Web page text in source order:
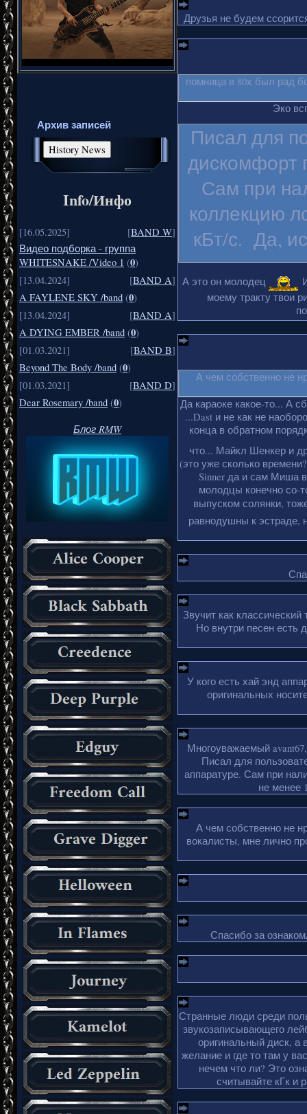
Архив записей
Info/Инфо
[16.05.2025] [BAND W]
Видео подборка - группа
WHITESNAKE /Video 1 (0)
[13.04.2024]
[BAND A]
A FAYLENE SKY /band (0)
[13.04.2024]
[BAND A]
A DYING EMBER /band (0)
[01.03.2021]
[BAND B]
Beyond The Body /band (0)
[01.03.2021]
[BAND D]
Dear Rosemary /band (0)
Блог RMW
Друзья не будем
помница в 80х был рад
Эко
Писал для
дискомфорт
Сам при
коллекцию
кБт/с. Да,
А это он молодец
моему тракту твои
А чем собственно не
Да караоке какое-то... А
...Dast и не как не
конца в обратном
что... Майкл Шенкер и
(это уже сколько
Sinner да и сам Миша
молодцы конечно со-
выпуском солянки,
равнодушны к эстраде,
Звучит как
Но внутри песен есть
У кого есть хай энд
оригинальных
Многоуважаемый
Писал для
аппаратуре. Сам при
не менее
А чем собственно не
вокалисты, мне лично
Спасибо за
Странные люди среди
звукозаписывающего
оригинальный диск, а
желание и где то там у
нечем что ли? Это
считывайте кГк и